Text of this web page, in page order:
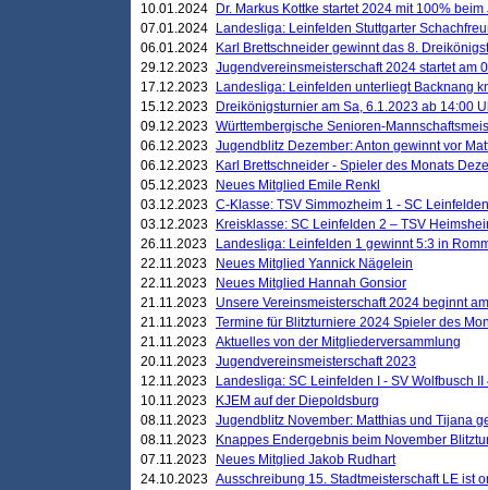
10.01.2024
Dr. Markus Kottke startet 2024 mit 100%
07.01.2024
Landesliga: Leinfelden Stuttgarter
06.01.2024
Karl Brettschneider gewinnt das 8.
29.12.2023 Jugendvereinsmeisterschaft 2024 startet am
17.12.2023
Landesliga: Leinfelden unterliegt Backnang
15.12.2023
Dreikönigsturnier am Sa, 6.1.2023 ab 14:00
09.12.2023 Württembergische Senioren-
06.12.2023 Jugendblitz Dezember: Anton gewinnt vor
06.12.2023
Karl Brettschneider - Spieler des Monats
05.12.2023
Neues Mitglied Emile Renkl
03.12.2023 C-Klasse: TSV Simmozheim 1 - SC
03.12.2023
Kreisklasse: SC Leinfelden 2 – TSV
26.11.2023
Landesliga: Leinfelden 1 gewinnt 5:3 in
22.11.2023
Neues Mitglied Yannick Nägelein
22.11.2023
Neues Mitglied Hannah Gonsior
21.11.2023
Unsere Vereinsmeisterschaft 2024 beginnt
21.11.2023 Termine für Blitzturniere 2024 Spieler des
21.11.2023 Aktuelles von der Mitgliederversammlung
20.11.2023 Jugendvereinsmeisterschaft 2023
12.11.2023
Landesliga: SC Leinfelden I - SV Wolfbusch II
10.11.2023
KJEM auf der Diepoldsburg
08.11.2023 Jugendblitz November: Matthias und Tijana
08.11.2023
Knappes Endergebnis beim November
07.11.2023
Neues Mitglied Jakob Rudhart
24.10.2023 Ausschreibung 15. Stadtmeisterschaft LE ist